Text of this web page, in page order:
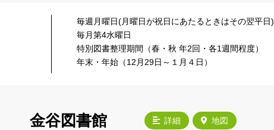
毎週月曜日(月曜日が祝日にあたるときはその翌平日)
毎月第4水曜日
特別図書整理期間（春・秋 年2回・各1週間程度）
年末・年始（12月29日～１月４日）
詳細 地図
金谷図書館